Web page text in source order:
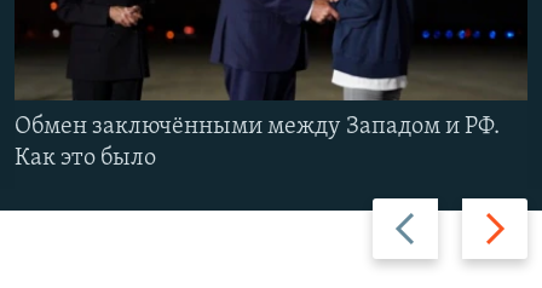
Назад Вперед
Обмен заключёнными между Западом и РФ.
Как это было